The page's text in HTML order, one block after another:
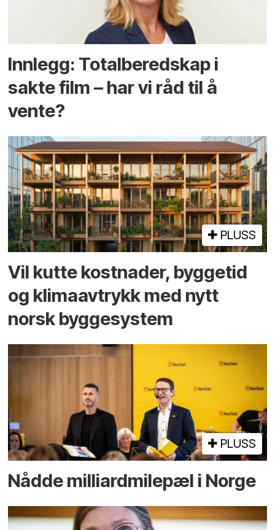
Innlegg: Totalberedskap i
sakte film – har vi råd til å
vente?
PLUSS
Vil kutte kostnader, byggetid
og klima­avtrykk med nytt
norsk bygge­system
PLUSS
Nådde milliard­­milepæl i Norge